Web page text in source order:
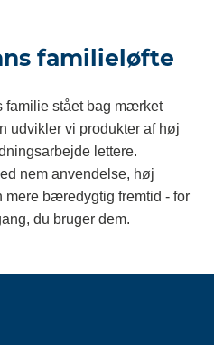
familieløfte
familie stået bag mærket
udvikler vi produkter af høj
lettere.
nem anvendelse, høj
mere bæredygtig fremtid - for
du bruger dem.